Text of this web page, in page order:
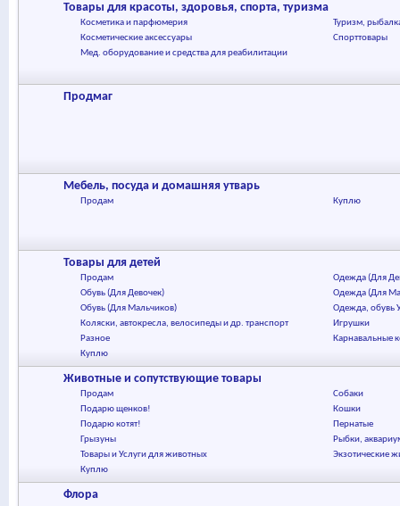
Товары для красоты, здоровья, спорта, туризма
Косметика и парфюмерия
Туризм,
Косметические аксессуары
Спорттовары
Мед. оборудование и средства для реабилитации
Продмаг
Мебель, посуда и домашняя утварь
Продам Куплю
Товары для детей
Продам
Одежда (Для
Обувь (Для Девочек)
Одежда (Для
Обувь (Для Мальчиков)
Одежда, обувь
Коляски, автокресла, велосипеды и др. транспорт
Игрушки
Разное
Карнавальные
Куплю
Животные и сопутствующие товары
Продам
Собаки
Подарю щенков!
Кошки
Подарю котят!
Пернатые
Грызуны
Рыбки,
Товары и Услуги для животных
Экзотические
Куплю
Флора